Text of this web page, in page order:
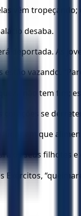
vêm
desaba.
deportada. As
estão vazando.
não tem fim;
corações se
lugar em que
os seus filhotes
Exércitos,